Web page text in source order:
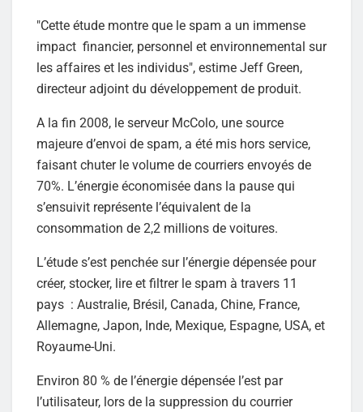
"Cette étude montre que le spam a un immense
impact financier, personnel et environnemental sur
les affaires et les individus", estime Jeff Green,
directeur adjoint du développement de produit.
A la fin 2008, le serveur McColo, une source
majeure d’envoi de spam, a été mis hors service,
faisant chuter le volume de courriers envoyés de
70%. L’énergie économisée dans la pause qui
s’ensuivit représente l’équivalent de la
consommation de 2,2 millions de voitures.
L’étude s’est penchée sur l’énergie dépensée pour
créer, stocker, lire et filtrer le spam à travers 11
pays : Australie, Brésil, Canada, Chine, France,
Allemagne, Japon, Inde, Mexique, Espagne, USA, et
Royaume-Uni.
Environ 80 % de l’énergie dépensée l’est par
l’utilisateur, lors de la suppression du courrier